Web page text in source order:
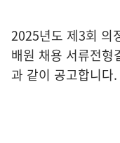
2025년도 제3회 의
배원 채용 서류전형
과 같이 공고합니다.